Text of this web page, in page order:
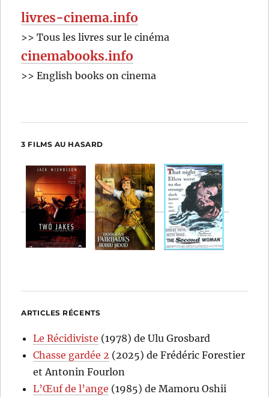
livres-cinema.info
>> Tous les livres sur le cinéma
cinemabooks.info
>> English books on cinema
3 FILMS AU HASARD
ARTICLES RÉCENTS
Le Récidiviste (1978) de Ulu Grosbard
Chasse gardée 2 (2025) de Frédéric Forestier
et Antonin Fourlon
L’Œuf de l’ange (1985) de Mamoru Oshii